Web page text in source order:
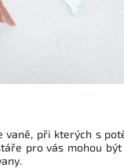
při kterých s
pro vás mohou